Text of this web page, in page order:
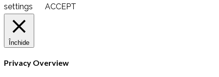
settings
ACCEPT
Închide
Privacy Overview